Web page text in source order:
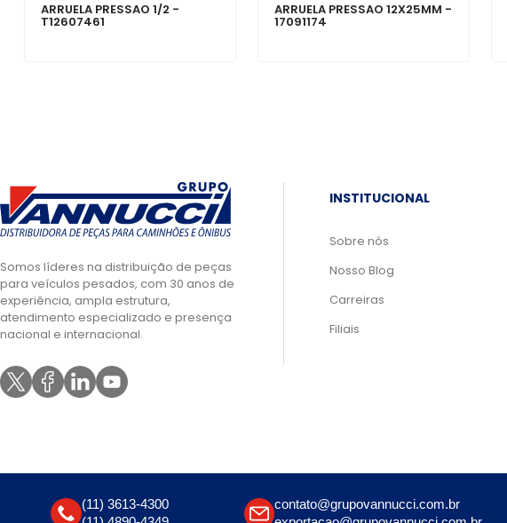
ARRUELA PRESSAO 1/2 -
T12607461
ARRUELA PRESSAO 12X25MM -
17091174
Somos líderes na distribuição de peças
para veículos pesados, com 30 anos de
experiência, ampla estrutura,
atendimento especializado e presença
nacional e internacional.
INSTITUCIONAL
Sobre nós
Nosso Blog
Carreiras
Filiais
(11) 3613-4300
contato@grupovannucci.com.br